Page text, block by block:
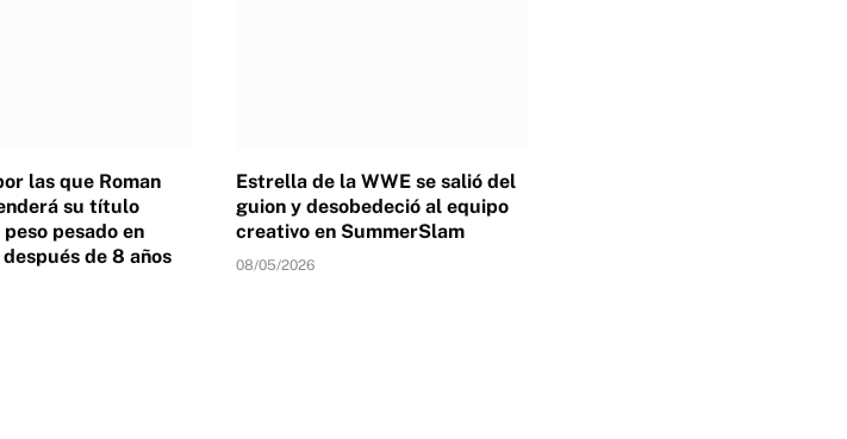
las que Roman
su título
pesado en
después de 8 años
Estrella de la WWE se salió del
guion y desobedeció al equipo
creativo en SummerSlam
08/05/2026